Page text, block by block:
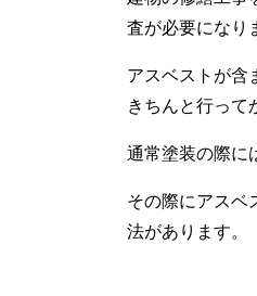
査が必要になり
アスベストが含
きちんと行って
通常塗装の際に
その際にアスベ
法があります。